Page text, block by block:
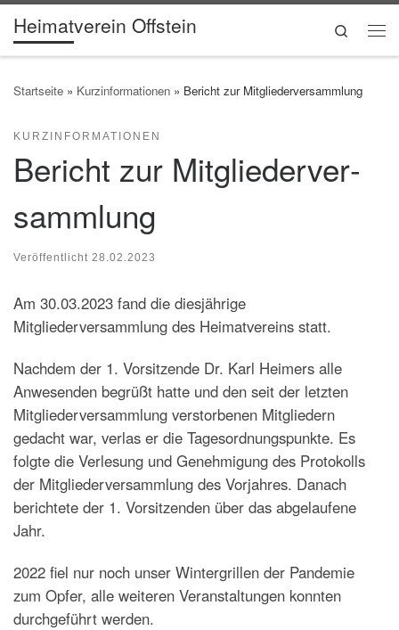
Zum Inhalt springen
Heimatverein Offstein
Search
Startseite » Kurzinformationen » Bericht zur Mitgliederver­sammlung
KURZINFORMATIONEN
Bericht zur Mitgliederver­
sammlung
Veröffentlicht 28.02.2023
Am 30.03.2023 fand die diesjährige
Mitgliederversammlung des Heimatvereins statt.
Nachdem der 1. Vorsitzende Dr. Karl Heimers alle
Anwesenden begrüßt hatte und den seit der letzten
Mitgliederversammlung verstorbenen Mitgliedern
gedacht war, verlas er die Tagesordnungspunkte. Es
folgte die Verlesung und Genehmigung des Protokolls
der Mitgliederversammlung des Vorjahres. Danach
berichtete der 1. Vorsitzenden über das abgelaufene
Jahr.
2022 fiel nur noch unser Wintergrillen der Pandemie
zum Opfer, alle weiteren Veranstaltungen konnten
durchgeführt werden.